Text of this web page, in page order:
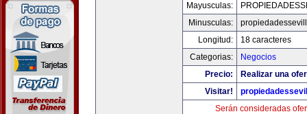
Mayusculas:
Minusculas:
Longitud:
18 caracteres
Categorias:
Negocios
Precio:
Realizar una
Visitar!
Serán consideradas